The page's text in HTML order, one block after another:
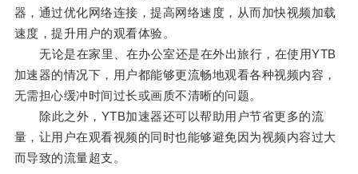
器，通过优化网络连接，提高网络速度，从而加快视频加载
速度，提升用户的观看体验。
无论是在家里、在办公室还是在外出旅行，在使用YTB
加速器的情况下，用户都能够更流畅地观看各种视频内容，
无需担心缓冲时间过长或画质不清晰的问题。
除此之外，YTB加速器还可以帮助用户节省更多的流
量，让用户在观看视频的同时也能够避免因为视频内容过大
而导致的流量超支。